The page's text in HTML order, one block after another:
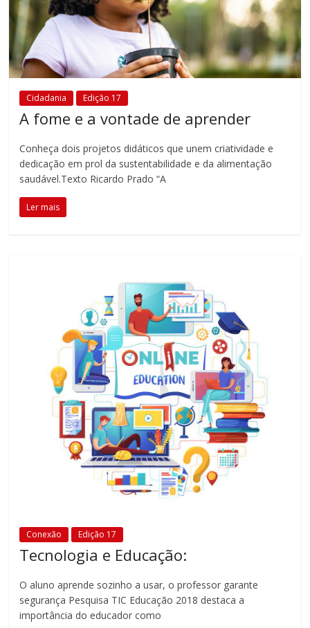
Cidadania Edição 17
A fome e a vontade de aprender
Conheça dois projetos didáticos que unem criatividade e
dedicação em prol da sustentabilidade e da alimentação
saudável.Texto Ricardo Prado “A
Ler mais
Conexão Edição 17
Tecnologia e Educação:
O aluno aprende sozinho a usar, o professor garante
segurança Pesquisa TIC Educação 2018 destaca a
importância do educador como